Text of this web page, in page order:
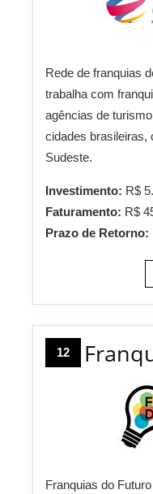
Rede de franquias
trabalha com
agências de
cidades brasileiras,
Sudeste.
Investimento: R$
Faturamento: R$
Prazo de Retorno:
12
Franquias do